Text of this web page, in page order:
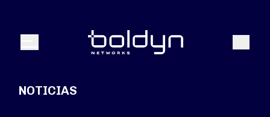
Menú Buscar
NOTICIAS